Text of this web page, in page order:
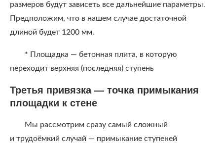
размеров будут зависеть все дальнейшие параметры.
Предположим, что в нашем случае достаточной
длиной будет 1200 мм.
* Площадка — бетонная плита, в которую
переходит верхняя (последняя) ступень
Третья привязка — точка примыкания
площадки к стене
Мы рассмотрим сразу самый сложный
и трудоёмкий случай — примыкание ступеней